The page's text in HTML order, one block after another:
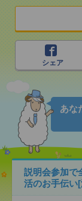
シェア
あな
説明会参加で
活のお手伝い